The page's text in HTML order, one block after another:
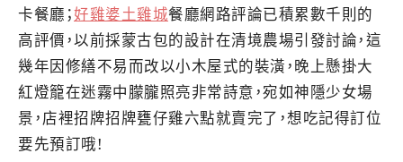
卡餐廳；好雞婆土雞城餐廳網路評論已積累數千則的
高評價，以前採蒙古包的設計在清境農場引發討論，這
幾年因修繕不易而改以小木屋式的裝潢，晚上懸掛大
紅燈籠在迷霧中朦朧照亮非常詩意，宛如神隱少女場
景，店裡招牌招牌甕仔雞六點就賣完了，想吃記得訂位
要先預訂哦!